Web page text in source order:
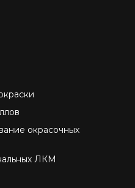
окрасочных
ЛКМ